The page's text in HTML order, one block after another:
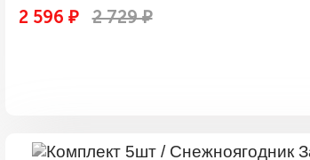
2 596 ₽ 2 729 ₽